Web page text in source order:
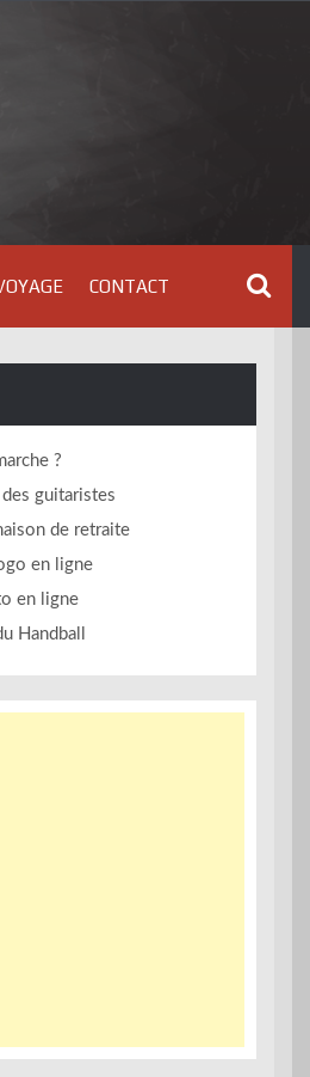
CONTACT
?
guitaristes
de retraite
en ligne
en ligne
Handball